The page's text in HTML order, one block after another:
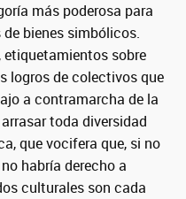
más poderosa para
bienes simbólicos.
etiquetamientos sobre
logros de colectivos que
a contramarcha de la
toda diversidad
que vocifera que, si no
habría derecho a
culturales son cada